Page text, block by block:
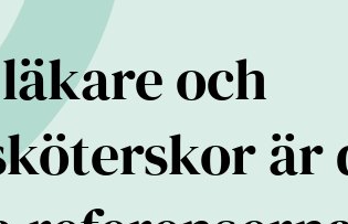
och
är
Jag håller mig
och gillar att vara